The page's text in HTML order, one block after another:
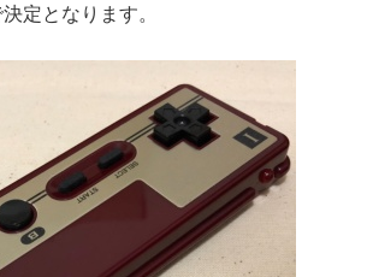
定となります。